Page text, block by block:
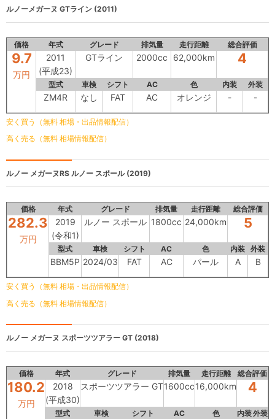
ルノーメガーヌ GTライン (2011)
価格 年式 グレード 排気量 走行距離 総合評価
9.7
万円
2011
(平成23)
GTライン 2000cc 62,000km 4
型式 車検 シフト AC 色 内装 外装
ZM4R なし FAT AC オレンジ - -
安く買う（無料 相場・出品情報配信）
高く売る（無料 相場情報配信）
ルノー メガーヌRS ルノー スポール (2019)
価格 年式 グレード 排気量 走行距離 総合評価
282.3
万円
2019
(令和1)
ルノー スポール 1800cc 24,000km 5
型式 車検 シフト AC 色 内装 外装
BBM5P 2024/03 FAT AC パール A B
安く買う（無料 相場・出品情報配信）
高く売る（無料 相場情報配信）
ルノー メガーヌ スポーツツアラー GT (2018)
価格 年式 グレード 排気量 走行距離 総合評価
180.2
万円
2018
(平成30)
スポーツツアラー GT1600cc16,000km 4
型式 車検 シフト AC 色 内装外装